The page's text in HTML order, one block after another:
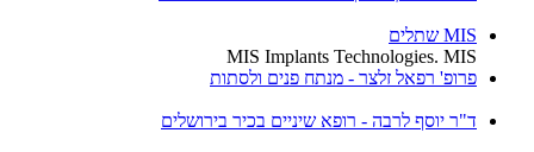
MIS שתלים
MIS Implants Technologies. MIS
פרופ' רפאל זלצר - מנתח פנים ולסתות
ד"ר יוסף לרבה - רופא שיניים בכיר בירושלים